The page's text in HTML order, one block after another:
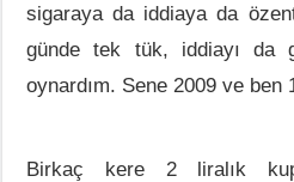
sigaraya da iddiaya da
günde tek tük, iddiayı da
oynardım. Sene 2009 ve ben
Birkaç kere 2 liralık